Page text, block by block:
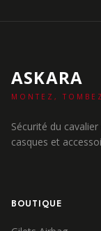
ASKARA
MONTEZ,
Sécurité du
casques et
BOUTIQUE